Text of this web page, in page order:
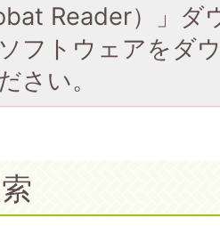
Reader）」ダ
フトウェアをダ
さい。